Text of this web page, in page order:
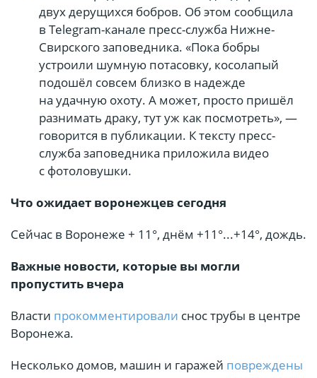
двух дерущихся бобров. Об этом сообщила
в Telegram-канале пресс-служба Нижне-
Свирского заповедника. «Пока бобры
устроили шумную потасовку, косолапый
подошёл совсем близко в надежде
на удачную охоту. А может, просто пришёл
разнимать драку, тут уж как посмотреть», —
говорится в публикации. К тексту пресс-
служба заповедника приложила видео
с фотоловушки.
Что ожидает воронежцев сегодня
Сейчас в Воронеже + 11°, днём +11°...+14°, дождь.
Важные новости, которые вы могли
пропустить вчера
Власти прокомментировали снос трубы в центре
Воронежа.
Несколько домов, машин и гаражей повреждены